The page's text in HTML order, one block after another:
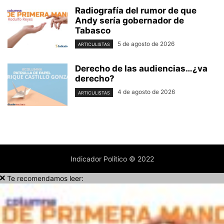
Radiografía del rumor de que
Andy sería gobernador de
Tabasco
ARTICULISTAS 5 de agosto de 2026
Derecho de las audiencias…¿va
derecho?
ARTICULISTAS 4 de agosto de 2026
Indicador Político © 2022
Te recomendamos leer: